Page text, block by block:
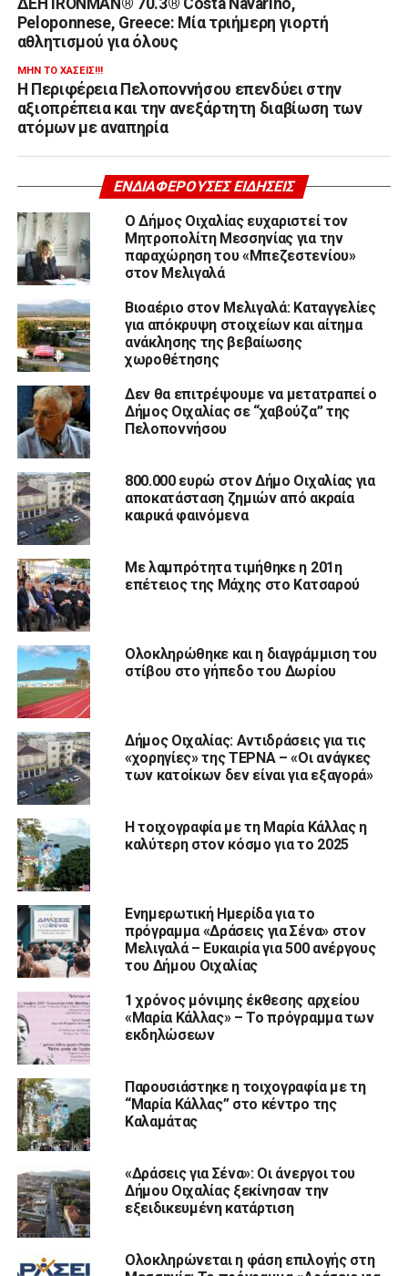
Peloponnese, Greece: Μία τριήμερη γιορτή
αθλητισμού για όλους
ΜΗΝ ΤΟ ΧΆΣΕΙΣ!!!
Η Περιφέρεια Πελοποννήσου επενδύει στην
αξιοπρέπεια και την ανεξάρτητη διαβίωση των
ατόμων με αναπηρία
ΕΝΔΙΑΦΈΡΟΥΣΕΣ ΕΙΔΉΣΕΙΣ
Ο Δήμος Οιχαλίας ευχαριστεί τον
Μητροπολίτη Μεσσηνίας για την
παραχώρηση του «Μπεζεστενίου»
στον Μελιγαλά
Βιοαέριο στον Μελιγαλά: Καταγγελίες
για απόκρυψη στοιχείων και αίτημα
ανάκλησης της βεβαίωσης
χωροθέτησης
Δεν θα επιτρέψουμε να μετατραπεί ο
Δήμος Οιχαλίας σε “χαβούζα” της
Πελοποννήσου
800.000 ευρώ στον Δήμο Οιχαλίας για
αποκατάσταση ζημιών από ακραία
καιρικά φαινόμενα
Με λαμπρότητα τιμήθηκε η 201η
επέτειος της Μάχης στο Κατσαρού
Ολοκληρώθηκε και η διαγράμμιση του
στίβου στο γήπεδο του Δωρίου
Δήμος Οιχαλίας: Αντιδράσεις για τις
«χορηγίες» της ΤΕΡΝΑ – «Οι ανάγκες
των κατοίκων δεν είναι για εξαγορά»
Η τοιχογραφία με τη Μαρία Κάλλας η
καλύτερη στον κόσμο για το 2025
Ενημερωτική Ημερίδα για το
πρόγραμμα «Δράσεις για Σένα» στον
Μελιγαλά – Ευκαιρία για 500 ανέργους
του Δήμου Οιχαλίας
1 χρόνος μόνιμης έκθεσης αρχείου
«Μαρία Κάλλας» – Το πρόγραμμα των
εκδηλώσεων
Παρουσιάστηκε η τοιχογραφία με τη
“Μαρία Κάλλας” στο κέντρο της
Καλαμάτας
«Δράσεις για Σένα»: Οι άνεργοι του
Δήμου Οιχαλίας ξεκίνησαν την
εξειδικευμένη κατάρτιση
Ολοκληρώνεται η φάση επιλογής στη